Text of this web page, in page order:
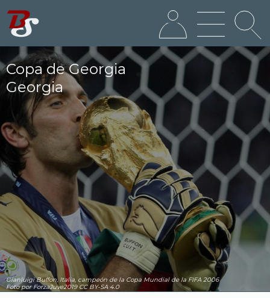
Copa de Georgia
Georgia
Gianluigi Buffon, Italia, campeón de la Copa Mundial de la FIFA 2006
Foto por ForzaJuve2019 CC BY-SA 4.0